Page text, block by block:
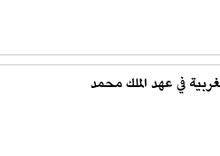
في عهد الملك محمد